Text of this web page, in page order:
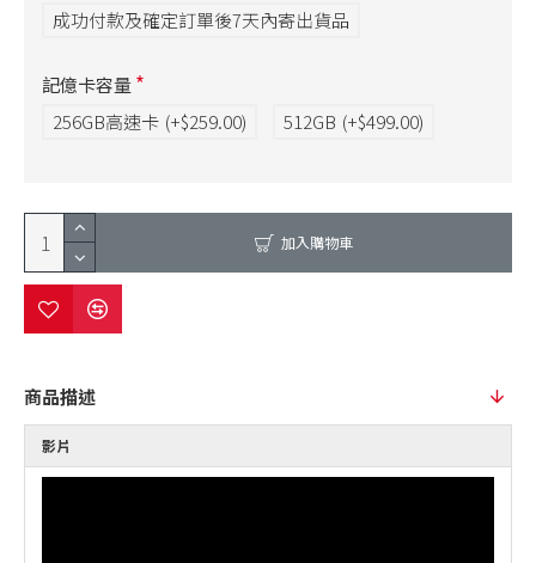
成功付款及確定訂單後7天內寄出貨品
記億卡容量
256GB高速卡 (+$259.00) 512GB (+$499.00)
加入購物車
商品描述
影片